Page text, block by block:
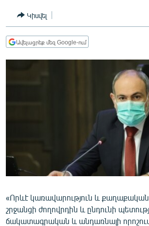
ՊԱՏԵՐԱԶՄԻ 6 ՇԱԲԱԹՆԵՐԸ
ՏԱՐԱԾԱՇՐՋԱՆ
ԿՈՐՈՆԱՎԻՐՈՒՍ
ՏԵՍԱՆՅՈՒԹԵՐ
ԲԱՆԱՎԵՃ
Կիսվել
Ավելացրեք մեզ Google-ում
«Որևէ կառավարություն և քաղաքական
շրջանցի ժողովրդին և ընդունի
ճակատագրական և անդառնալի